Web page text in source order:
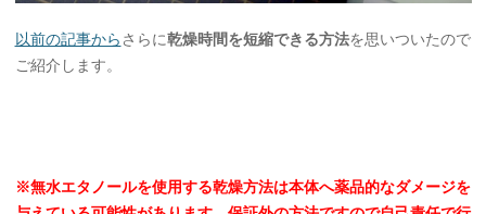
以前の記事から さらに乾燥時間を短縮できる方法を思いついたので
ご紹介します。
※無水エタノールを使用する乾燥方法は本体へ薬品的なダメージを